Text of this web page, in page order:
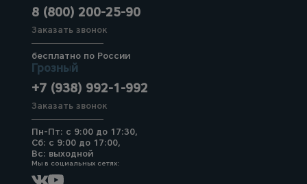
8 (800) 200-25-90
Заказать звонок
бесплатно по России
Грозный
+7 (938) 992-1-992
Заказать звонок
Пн-Пт: с 9:00 до 17:30,
Сб: с 9:00 до 17:00,
Вс: выходной
Мы в социальных сетях: